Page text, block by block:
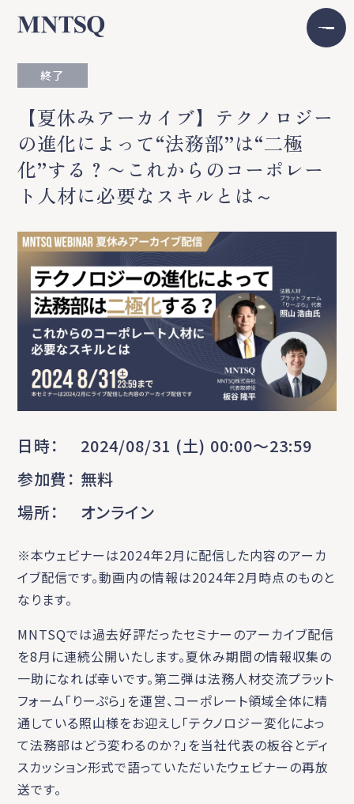
終了
【夏休みアーカイブ】テクノロジー
の進化によって“法務部”は“二極
化”する？〜これからのコーポレー
ト人材に必要なスキルとは～
日時
2024/08/31 (土) 00:00〜23:59
参加費
無料
場所
オンライン
※本ウェビナーは2024年2月に配信した内容のアーカ
イブ配信です。動画内の情報は2024年2月時点のものと
なります。
MNTSQでは過去好評だったセミナーのアーカイブ配信
を8月に連続公開いたします。夏休み期間の情報収集の
一助になれば幸いです。第二弾は法務人材交流プラット
フォーム「りーぷら」を運営、コーポレート領域全体に精
通している照山様をお迎えし「テクノロジー変化によっ
て法務部はどう変わるのか？」を当社代表の板谷とディ
スカッション形式で語っていただいたウェビナーの再放
送です。